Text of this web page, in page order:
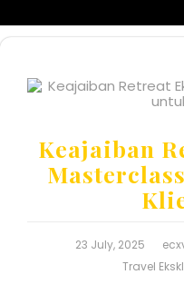
Keajaiban
23 July, 2025
Travel